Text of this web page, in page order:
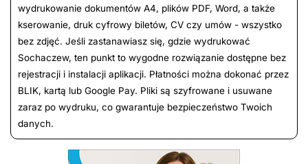
wydrukowanie dokumentów A4, plików PDF, Word, a także
kserowanie, druk cyfrowy biletów, CV czy umów - wszystko
bez zdjęć. Jeśli zastanawiasz się, gdzie wydrukować
Sochaczew, ten punkt to wygodne rozwiązanie dostępne bez
rejestracji i instalacji aplikacji. Płatności można dokonać przez
BLIK, kartą lub Google Pay. Pliki są szyfrowane i usuwane
zaraz po wydruku, co gwarantuje bezpieczeństwo Twoich
danych.